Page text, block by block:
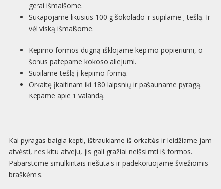
gerai išmaišome.
Sukapojame likusius 100 g šokolado ir supilame į tešlą. Ir
vėl viską išmaišome.
Kepimo formos dugną išklojame kepimo popieriumi, o
šonus patepame kokoso aliejumi.
Supilame tešlą į kepimo formą.
Orkaitę įkaitinam iki 180 laipsnių ir pašauname pyragą.
Kepame apie 1 valandą.
Kai pyragas baigia kepti, ištraukiame iš orkaitės ir leidžiame jam
atvėsti, nes kitu atveju, jis gali gražiai neišsiimti iš formos.
Pabarstome smulkintais riešutais ir padekoruojame šviežiomis
braškėmis.